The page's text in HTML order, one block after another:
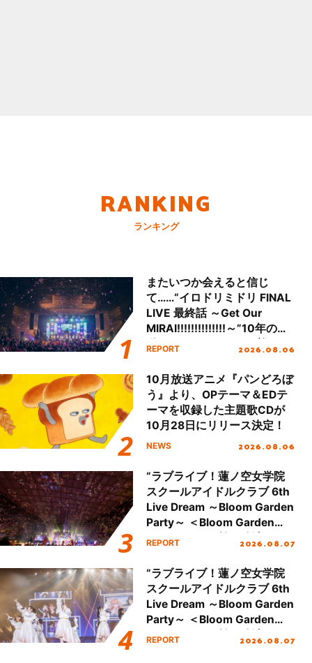
RANKING
ランキング
またいつか会えると信じ
て……“イロドリミドリ FINAL
LIVE 最終話 ～Get Our
MIRAI!!!!!!!!!!!!!!～”10年の活
動を経てファイナルを迎える
REPORT 2026.08.06
10月放送アニメ『パンどろぼ
う』より、OPテーマ＆EDテ
ーマを収録した主題歌CDが
10月28日にリリース決定！
NEWS 2026.08.06
“ラブライブ！蓮ノ空女学院
スクールアイドルクラブ 6th
Live Dream ～Bloom Garden
Party～ ＜Bloom Garden
Party Stage／埼玉公演＞”
REPORT 2026.08.07
“ラブライブ！蓮ノ空女学院
スクールアイドルクラブ 6th
Live Dream ～Bloom Garden
Party～ ＜Bloom Garden
Party Stage／埼玉公演＞”
REPORT 2026.08.07